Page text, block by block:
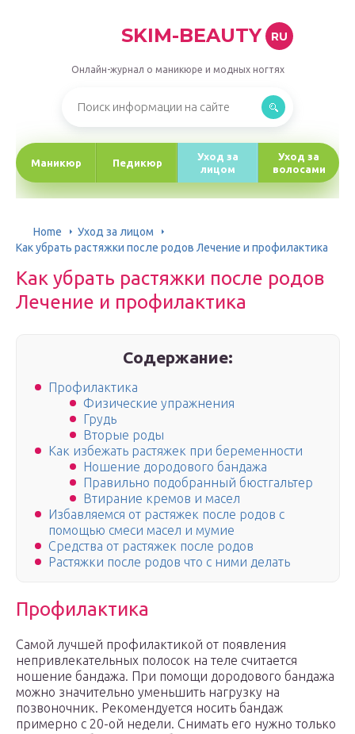
SKIM-BEAUTY RU
Онлайн-журнал о маникюре и модных ногтях
Маникюр Педикюр
Уход за
лицом
Уход за
волосами
Home
Уход за лицом
Как убрать растяжки после родов Лечение и профилактика
Как убрать растяжки после родов
Лечение и профилактика
Содержание:
Профилактика
Физические упражнения
Грудь
Вторые роды
Как избежать растяжек при беременности
Ношение дородового бандажа
Правильно подобранный бюстгальтер
Втирание кремов и масел
Избавляемся от растяжек после родов с
помощью смеси масел и мумие
Средства от растяжек после родов
Растяжки после родов что с ними делать
Профилактика
Самой лучшей профилактикой от появления
непривлекательных полосок на теле считается
ношение бандажа. При помощи дородового бандажа
можно значительно уменьшить нагрузку на
позвоночник. Рекомендуется носить бандаж
примерно с 20-ой недели. Снимать его нужно только